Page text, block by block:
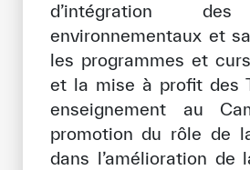
d’intégration
environnementaux et
les programmes et
et la mise à profit des
enseignement au
promotion du rôle de
dans l’amélioration de